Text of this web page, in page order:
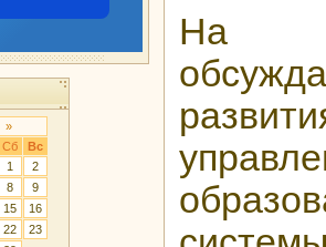
»
Сб
Вс
1
2
8
9
15
16
22
23
На